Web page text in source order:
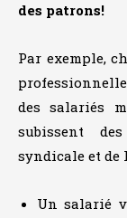
des patrons!
Par exemple,
des salariés
subissent
syndicale et de
Un salarié